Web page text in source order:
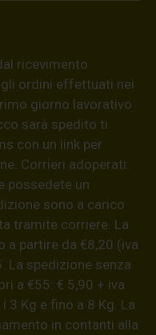
ricevimento
gli ordini effettuati nei
giorno lavorativo
sarà spedito ti
con un link per
Corrieri adoperati:
possedete un
sono a carico
tramite corriere. La
a partire da €8,20 (iva
La spedizione senza
a €55: € 5,90 + iva
3 Kg e fino a 8 Kg. La
in contanti alla